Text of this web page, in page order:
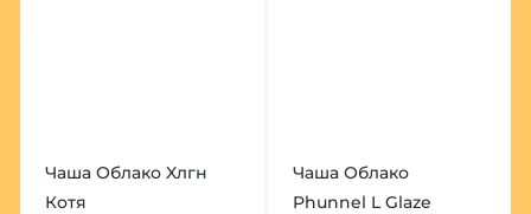
Чаша Облако Xлгн
Котя
Чаша Облако
Phunnel L Glaze